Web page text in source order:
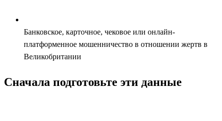
Банковское, карточное, чековое или онлайн-
платформенное мошенничество в отношении жертв в
Великобритании
Сначала подготовьте эти данные